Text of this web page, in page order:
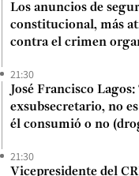
Los anuncios de
constitucional, más
contra el crimen
21:30
José Francisco
exsubsecretario, no
él consumió o no
21:30
Vicepresidente del